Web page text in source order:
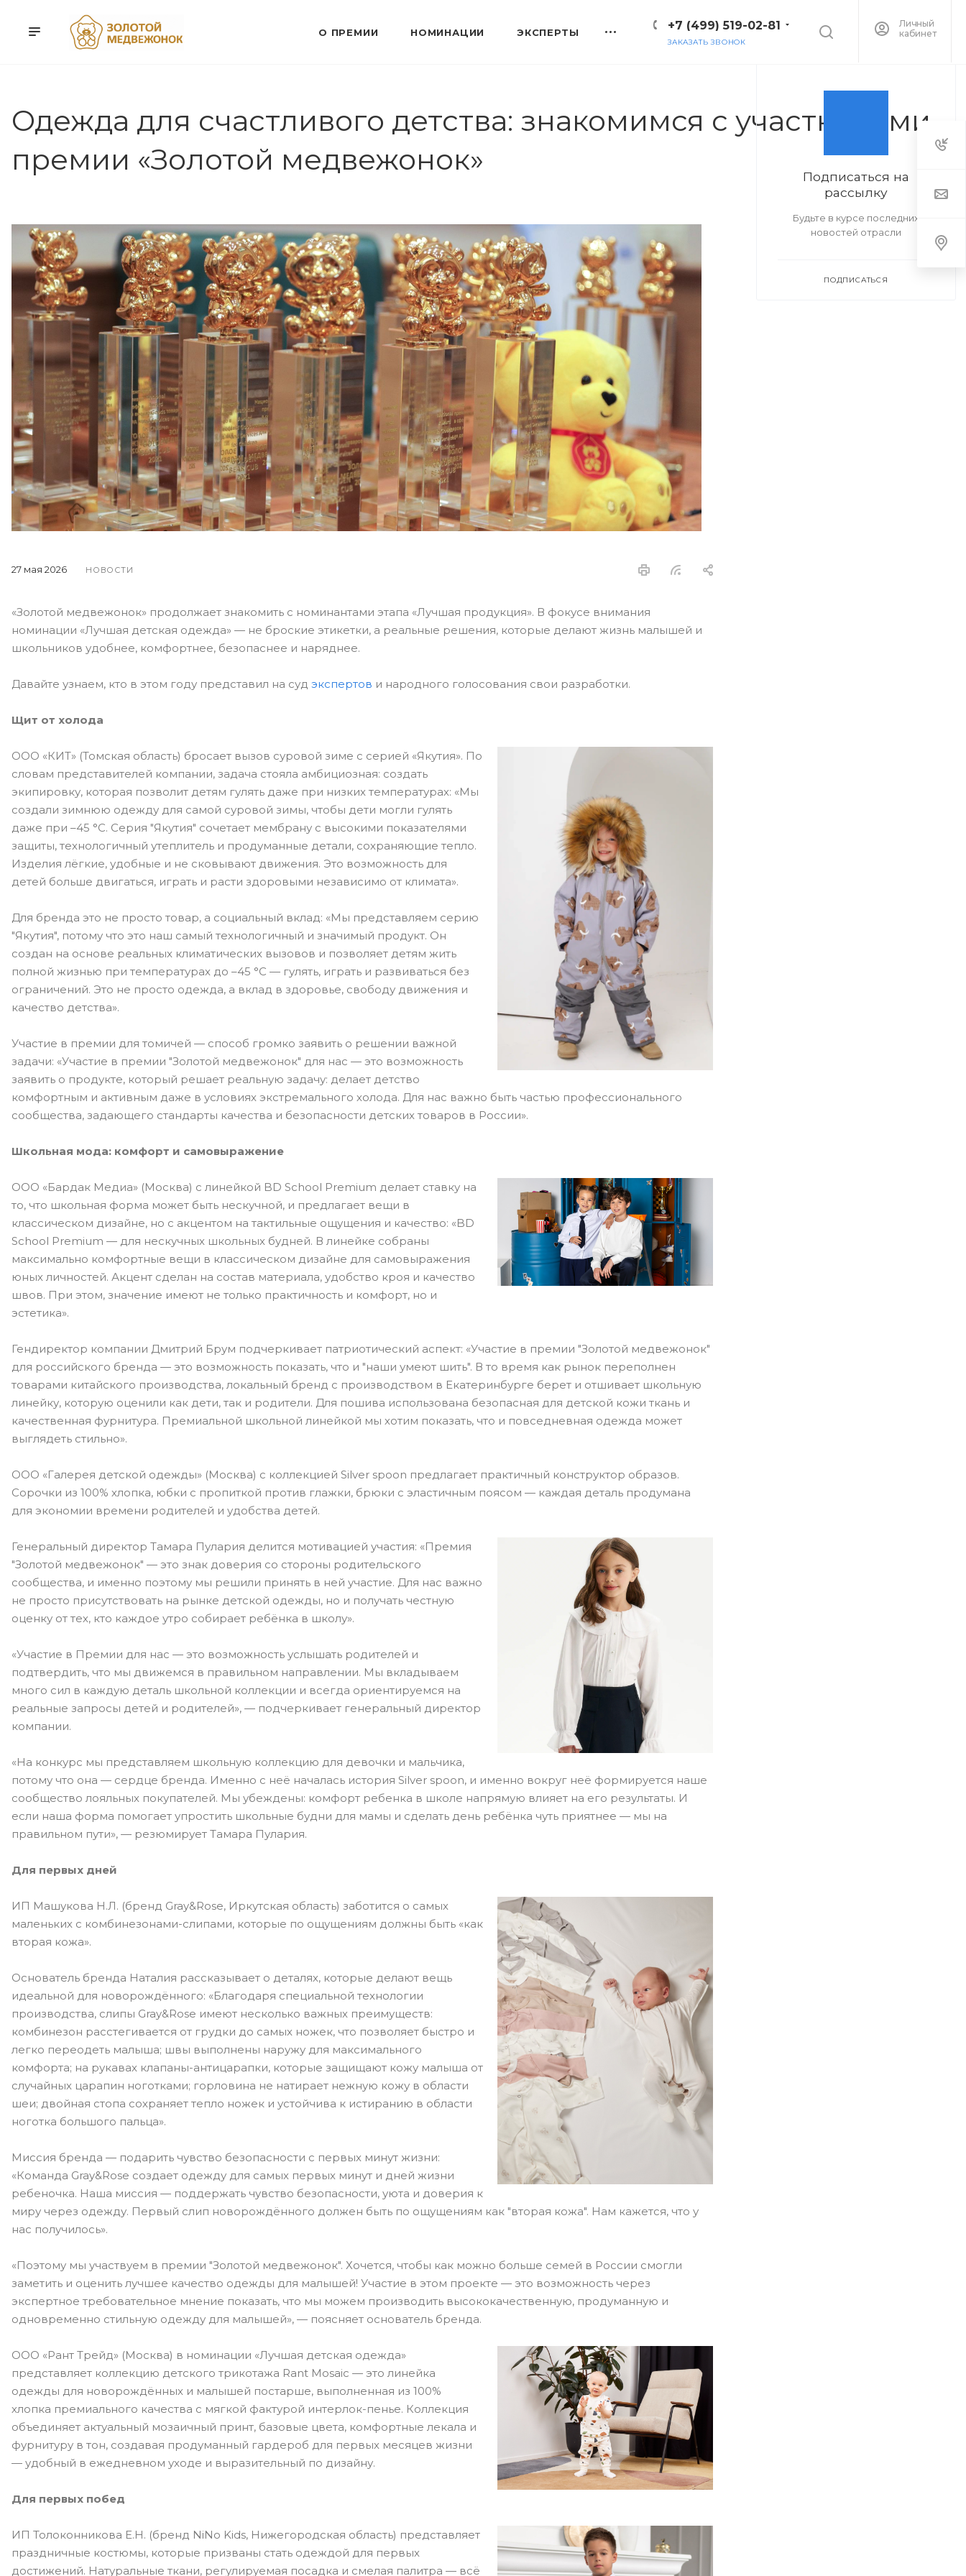
Личный
кабинет
+7 (499) 519-02-81
ЗАКАЗАТЬ ЗВОНОК
О ПРЕМИИ НОМИНАЦИИ ЭКСПЕРТЫ
Одежда для счастливого детства: знакомимся с участниками
премии «Золотой медвежонок»
27 мая 2026 НОВОСТИ
«Золотой медвежонок» продолжает знакомить с номинантами этапа «Лучшая продукция». В фокусе внимания
номинации «Лучшая детская одежда» — не броские этикетки, а реальные решения, которые делают жизнь малышей и
школьников удобнее, комфортнее, безопаснее и наряднее.
Давайте узнаем, кто в этом году представил на суд экспертов и народного голосования свои разработки.
Щит от холода
ООО «КИТ» (Томская область) бросает вызов суровой зиме с серией «Якутия». По
словам представителей компании, задача стояла амбициозная: создать
экипировку, которая позволит детям гулять даже при низких температурах: «Мы
создали зимнюю одежду для самой суровой зимы, чтобы дети могли гулять
даже при –45 °С. Серия "Якутия" сочетает мембрану с высокими показателями
защиты, технологичный утеплитель и продуманные детали, сохраняющие тепло.
Изделия лёгкие, удобные и не сковывают движения. Это возможность для
детей больше двигаться, играть и расти здоровыми независимо от климата».
Для бренда это не просто товар, а социальный вклад: «Мы представляем серию
"Якутия", потому что это наш самый технологичный и значимый продукт. Он
создан на основе реальных климатических вызовов и позволяет детям жить
полной жизнью при температурах до –45 °С — гулять, играть и развиваться без
ограничений. Это не просто одежда, а вклад в здоровье, свободу движения и
качество детства».
Участие в премии для томичей — способ громко заявить о решении важной
задачи: «Участие в премии "Золотой медвежонок" для нас — это возможность
заявить о продукте, который решает реальную задачу: делает детство
комфортным и активным даже в условиях экстремального холода. Для нас важно быть частью профессионального
сообщества, задающего стандарты качества и безопасности детских товаров в России».
Школьная мода: комфорт и самовыражение
ООО «Бардак Медиа» (Москва) с линейкой BD School Premium делает ставку на
то, что школьная форма может быть нескучной, и предлагает вещи в
классическом дизайне, но с акцентом на тактильные ощущения и качество: «BD
School Premium — для нескучных школьных будней. В линейке собраны
максимально комфортные вещи в классическом дизайне для самовыражения
юных личностей. Акцент сделан на состав материала, удобство кроя и качество
швов. При этом, значение имеют не только практичность и комфорт, но и
эстетика».
Гендиректор компании Дмитрий Брум подчеркивает патриотический аспект: «Участие в премии "Золотой медвежонок"
для российского бренда — это возможность показать, что и "наши умеют шить". В то время как рынок переполнен
товарами китайского производства, локальный бренд с производством в Екатеринбурге берет и отшивает школьную
линейку, которую оценили как дети, так и родители. Для пошива использована безопасная для детской кожи ткань и
качественная фурнитура. Премиальной школьной линейкой мы хотим показать, что и повседневная одежда может
выглядеть стильно».
ООО «Галерея детской одежды» (Москва) с коллекцией Silver spoon предлагает практичный конструктор образов.
Сорочки из 100% хлопка, юбки с пропиткой против глажки, брюки с эластичным поясом — каждая деталь продумана
для экономии времени родителей и удобства детей.
Генеральный директор Тамара Пулария делится мотивацией участия: «Премия
"Золотой медвежонок" — это знак доверия со стороны родительского
сообщества, и именно поэтому мы решили принять в ней участие. Для нас важно
не просто присутствовать на рынке детской одежды, но и получать честную
оценку от тех, кто каждое утро собирает ребёнка в школу».
«Участие в Премии для нас — это возможность услышать родителей и
подтвердить, что мы движемся в правильном направлении. Мы вкладываем
много сил в каждую деталь школьной коллекции и всегда ориентируемся на
реальные запросы детей и родителей», — подчеркивает генеральный директор
компании.
«На конкурс мы представляем школьную коллекцию для девочки и мальчика,
потому что она — сердце бренда. Именно с неё началась история Silver spoon, и именно вокруг неё формируется наше
сообщество лояльных покупателей. Мы убеждены: комфорт ребенка в школе напрямую влияет на его результаты. И
если наша форма помогает упростить школьные будни для мамы и сделать день ребёнка чуть приятнее — мы на
правильном пути», — резюмирует Тамара Пулария.
Для первых дней
ИП Машукова Н.Л. (бренд Gray&Rose, Иркутская область) заботится о самых
маленьких с комбинезонами-слипами, которые по ощущениям должны быть «как
вторая кожа».
Основатель бренда Наталия рассказывает о деталях, которые делают вещь
идеальной для новорождённого: «Благодаря специальной технологии
производства, слипы Gray&Rose имеют несколько важных преимуществ:
комбинезон расстегивается от грудки до самых ножек, что позволяет быстро и
легко переодеть малыша; швы выполнены наружу для максимального
комфорта; на рукавах клапаны-антицарапки, которые защищают кожу малыша от
случайных царапин ноготками; горловина не натирает нежную кожу в области
шеи; двойная стопа сохраняет тепло ножек и устойчива к истиранию в области
ноготка большого пальца».
Миссия бренда — подарить чувство безопасности с первых минут жизни:
«Команда Gray&Rose создает одежду для самых первых минут и дней жизни
ребеночка. Наша миссия — поддержать чувство безопасности, уюта и доверия к
миру через одежду. Первый слип новорождённого должен быть по ощущениям как "вторая кожа". Нам кажется, что у
нас получилось».
«Поэтому мы участвуем в премии "Золотой медвежонок". Хочется, чтобы как можно больше семей в России смогли
заметить и оценить лучшее качество одежды для малышей! Участие в этом проекте — это возможность через
экспертное требовательное мнение показать, что мы можем производить высококачественную, продуманную и
одновременно стильную одежду для малышей», — поясняет основатель бренда.
ООО «Рант Трейд» (Москва) в номинации «Лучшая детская одежда»
представляет коллекцию детского трикотажа Rant Mosaic — это линейка
одежды для новорождённых и малышей постарше, выполненная из 100%
хлопка премиального качества с мягкой фактурой интерлок-пенье. Коллекция
объединяет актуальный мозаичный принт, базовые цвета, комфортные лекала и
фурнитуру в тон, создавая продуманный гардероб для первых месяцев жизни
— удобный в ежедневном уходе и выразительный по дизайну.
Для первых побед
ИП Толоконникова Е.Н. (бренд NiNo Kids, Нижегородская область) представляет
праздничные костюмы, которые призваны стать одеждой для первых
достижений. Натуральные ткани, регулируемая посадка и смелая палитра — всё
Подписаться на
рассылку
Будьте в курсе последних
новостей отрасли
ПОДПИСАТЬСЯ